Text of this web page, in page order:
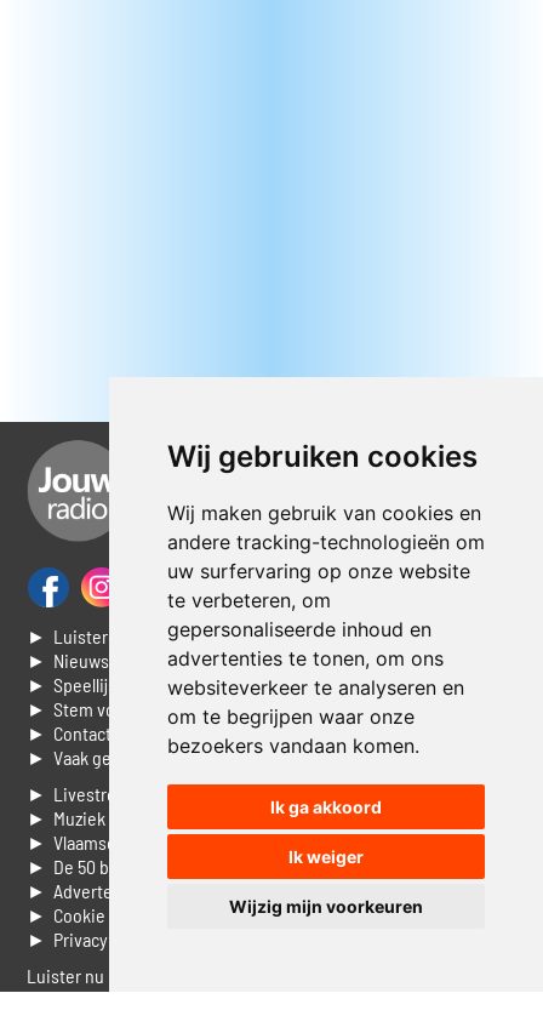
Wij gebruiken cookies
Wij maken gebruik van cookies en
andere tracking-technologieën om
uw surfervaring op onze website
te verbeteren, om
gepersonaliseerde inhoud en
advertenties te tonen, om ons
websiteverkeer te analyseren en
om te begrijpen waar onze
bezoekers vandaan komen.
Ik ga akkoord
Ik weiger
Wijzig mijn voorkeuren
► Luisteren naar Jouwradio
► Nieuws
► Speellijst
► Stem voor de Dag top 3
► Contacteer ons
► Vaak gestelde vragen
► Livestream informatie
► Muziek opzoeken
► Vlaamse 100 Aller tijden
► De 50 beste van...
► Adverteren op Jouwradio
► Cookie voorkeuren wijzigen
► Privacyinformatie
Luister nu naar Jouwradio! De beste Nederlandstalige muziek
uit de lage landen hoor je hier al 20 jaar. In digitale kwaliteit op je